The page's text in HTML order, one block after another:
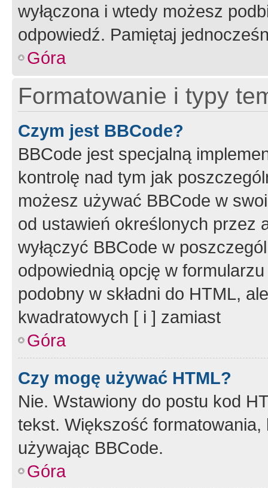
wyłączona i wtedy możesz
odpowiedź. Pamiętaj
Góra
Formatowanie i typy
Czym jest BBCode?
BBCode jest specjalną
kontrolę nad tym jak
możesz używać BBCode w
od ustawień określonych przez
wyłączyć BBCode w
odpowiednią opcję w
podobny w składni do HTML,
kwadratowych [ i ] zamiast
Góra
Czy mogę używać HTML?
Nie. Wstawiony do postu kod
tekst. Większość
używając BBCode.
Góra